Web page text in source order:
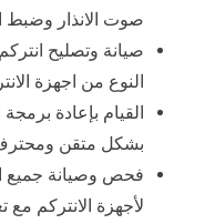
صوت الانذار وضبط
صيانة وتصليح
النوع من اجهزة
القيام بإعادة
بشكل متقن
فحص وصيانة جميع
لأجهزة الانتركم